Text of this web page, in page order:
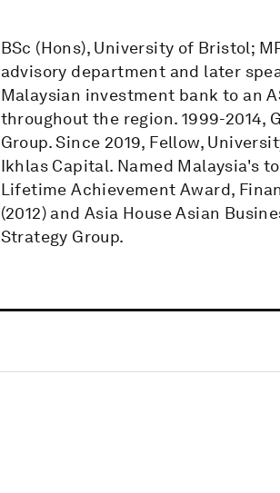
BSc (Hons), University of Bristol;
advisory department and later
Malaysian investment bank to an
throughout the region. 1999-2014,
Group. Since 2019, Fellow,
Ikhlas Capital. Named Malaysia's
Lifetime Achievement Award,
(2012) and Asia House Asian
Strategy Group.